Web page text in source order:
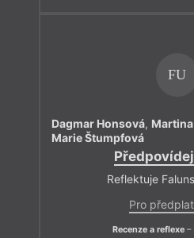
FU
Dagmar Honsová,
Marie Štumpfová
Reflektuje
Pro
Recenze a reflexe –